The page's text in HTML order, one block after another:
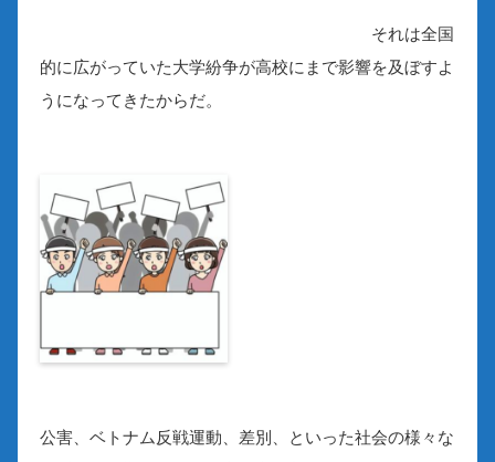
それは全国
的に広がっていた大学紛争が高校にまで影響を及ぼすよ
うになってきたからだ。
公害、ベトナム反戦運動、差別、といった社会の様々な